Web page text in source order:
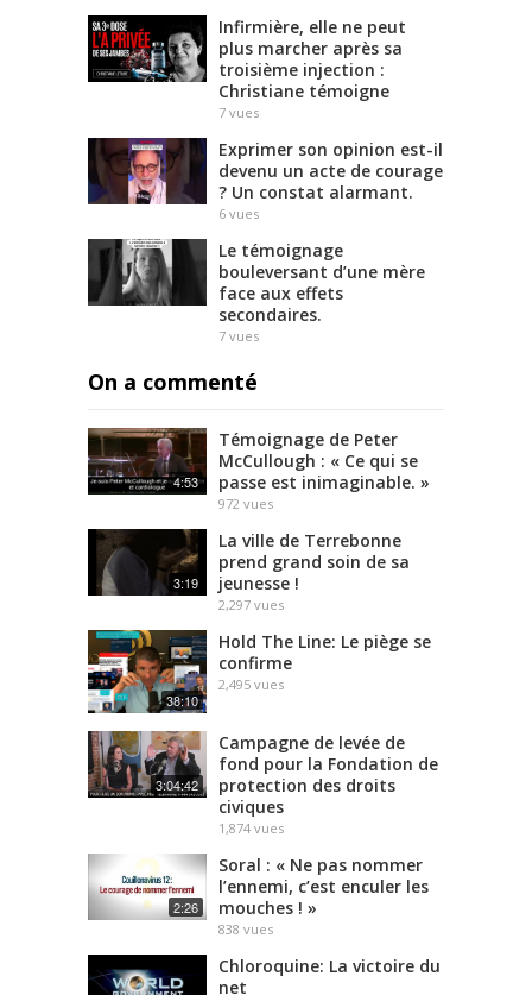
Infirmière, elle ne peut
plus marcher après sa
troisième injection :
Christiane témoigne
7 vues
Exprimer son opinion est-il
devenu un acte de courage
? Un constat alarmant.
6 vues
Le témoignage
bouleversant d’une mère
face aux effets
secondaires.
7 vues
On a commenté
4:53
Témoignage de Peter
McCullough : « Ce qui se
passe est inimaginable. »
972 vues
3:19
La ville de Terrebonne
prend grand soin de sa
jeunesse !
2,297 vues
38:10
Hold The Line: Le piège se
confirme
2,495 vues
3:04:42
Campagne de levée de
fond pour la Fondation de
protection des droits
civiques
1,874 vues
2:26
Soral : « Ne pas nommer
l’ennemi, c’est enculer les
mouches ! »
838 vues
Chloroquine: La victoire du
net